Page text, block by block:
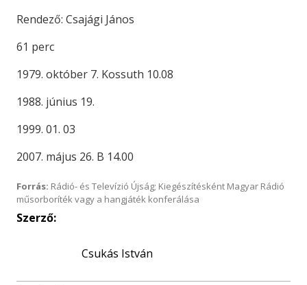
Rendező: Csajági János
61 perc
1979. október 7. Kossuth 10.08
1988. június 19.
1999. 01. 03
2007. május 26. B 14.00
Forrás: Rádió- és Televízió Újság; Kiegészítésként Magyar Rádió
műsorboríték vagy a hangjáték konferálása
Szerző:
Csukás István